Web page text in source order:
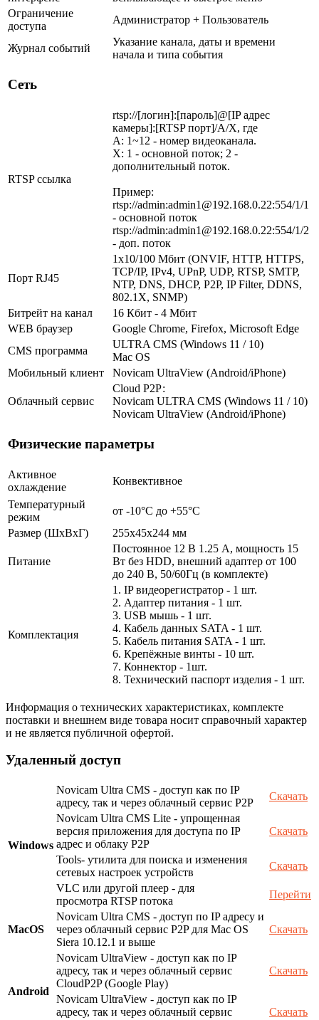
Ограничение
доступа
Администратор + Пользователь
Журнал событий
Указание канала, даты и времени
начала и типа события
Сеть
RTSP ссылка
rtsp://[логин]:[пароль]@[IP адрес
камеры]:[RTSP порт]/A/X, где
A: 1~12 - номер видеоканала.
X: 1 - основной поток; 2 -
дополнительный поток.
Пример:
rtsp://admin:admin1@192.168.0.22:554/1/1
- основной поток
rtsp://admin:admin1@192.168.0.22:554/1/2
- доп. поток
Порт RJ45
1х10/100 Мбит (ONVIF, HTTP, HTTPS,
TCP/IP, IPv4, UPnP, UDP, RTSP, SMTP,
NTP, DNS, DHCP, P2P, IP Filter, DDNS,
802.1X, SNMP)
Битрейт на канал
16 Кбит - 4 Мбит
WEB браузер
Google Chrome, Firefox, Microsoft Edge
CMS программа
ULTRA CMS (Windows 11 / 10)
Mac OS
Мобильный клиент
Novicam UltraView (Android/iPhone)
Облачный сервис
Cloud Р2Р:
Novicam ULTRA CMS (Windows 11 / 10)
Novicam UltraView (Android/iPhone)
Физические параметры
Активное
охлаждение
Конвективное
Температурный
режим
от -10°C до +55°C
Размер (ШxВxГ)
255x45x244 мм
Питание
Постоянное 12 В 1.25 А, мощность 15
Вт без HDD, внешний адаптер от 100
до 240 В, 50/60Гц (в комплекте)
Комплектация
1. IP видеорегистратор - 1 шт.
2. Адаптер питания - 1 шт.
3. USB мышь - 1 шт.
4. Кабель данных SATA - 1 шт.
5. Кабель питания SATA - 1 шт.
6. Крепёжные винты - 10 шт.
7. Коннектор - 1шт.
8. Технический паспорт изделия - 1 шт.
Информация о технических характеристиках, комплекте
поставки и внешнем виде товара носит справочный характер
и не является публичной офертой.
Удаленный доступ
Windows
Novicam Ultra CMS - доступ как по IP
адресу, так и через облачный сервис P2P
Скачать
Novicam Ultra CMS Lite - упрощенная
версия приложения для доступа по IP
адрес и облаку P2P
Скачать
Tools- утилита для поиска и изменения
сетевых настроек устройств
Скачать
VLC или другой плеер - для
просмотра RTSP потока
Перейти
MacOS
Novicam Ultra CMS - доступ по IP адресу и
через облачный сервис P2P для Mac OS
Siera 10.12.1 и выше
Скачать
Android
Novicam UltraView - доступ как по IP
адресу, так и через облачный сервис
CloudP2P (Google Play)
Скачать
Novicam UltraView - доступ как по IP
адресу, так и через облачный сервис
Скачать